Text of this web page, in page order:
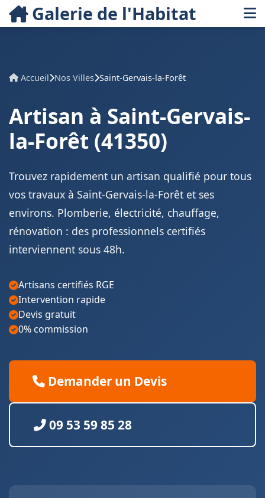
Galerie de l'Habitat
Accueil Nos Villes Saint-Gervais-la-Forêt
Artisan à Saint-Gervais-
la-Forêt (41350)
Trouvez rapidement un artisan qualifié pour tous
vos travaux à Saint-Gervais-la-Forêt et ses
environs. Plomberie, électricité, chauffage,
rénovation : des professionnels certifiés
interviennent sous 48h.
Artisans certifiés RGE
Intervention rapide
Devis gratuit
0% commission
Demander un Devis
09 53 59 85 28